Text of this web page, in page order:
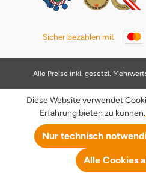
Sicher bezahlen mit
Alle Preise inkl. gesetzl.
Diese Website verwendet
Erfahrung bieten zu können.
Nur technisch
Alle Cookies